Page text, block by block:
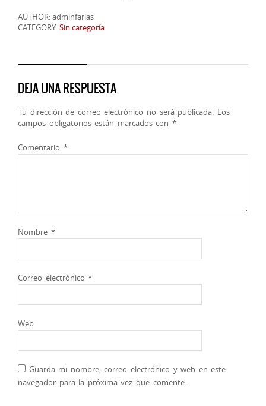
AUTHOR: adminfarias
CATEGORY:Sin categoría
DEJA UNA RESPUESTA
Tu dirección de correo electrónico no será publicada. Los
campos obligatorios están marcados con *
Comentario *
Nombre *
Correo electrónico*
Web
Guarda mi nombre, correo electrónico y web en este
navegador para la próxima vez que comente.